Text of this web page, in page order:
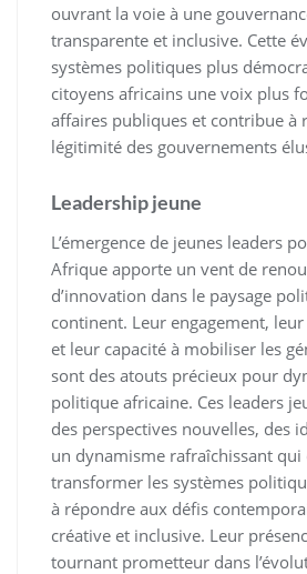
ouvrant la voie à une
transparente et inclusive. Cette
systèmes politiques plus
citoyens africains une voix plus
affaires publiques et contribue à
légitimité des gouvernements
Leadership jeune
L’émergence de jeunes leaders
Afrique apporte un vent de
d’innovation dans le paysage
continent. Leur engagement,
et leur capacité à mobiliser les
sont des atouts précieux pour
politique africaine. Ces leaders
des perspectives nouvelles, des
un dynamisme rafraîchissant
transformer les systèmes
à répondre aux défis
créative et inclusive. Leur
tournant prometteur dans